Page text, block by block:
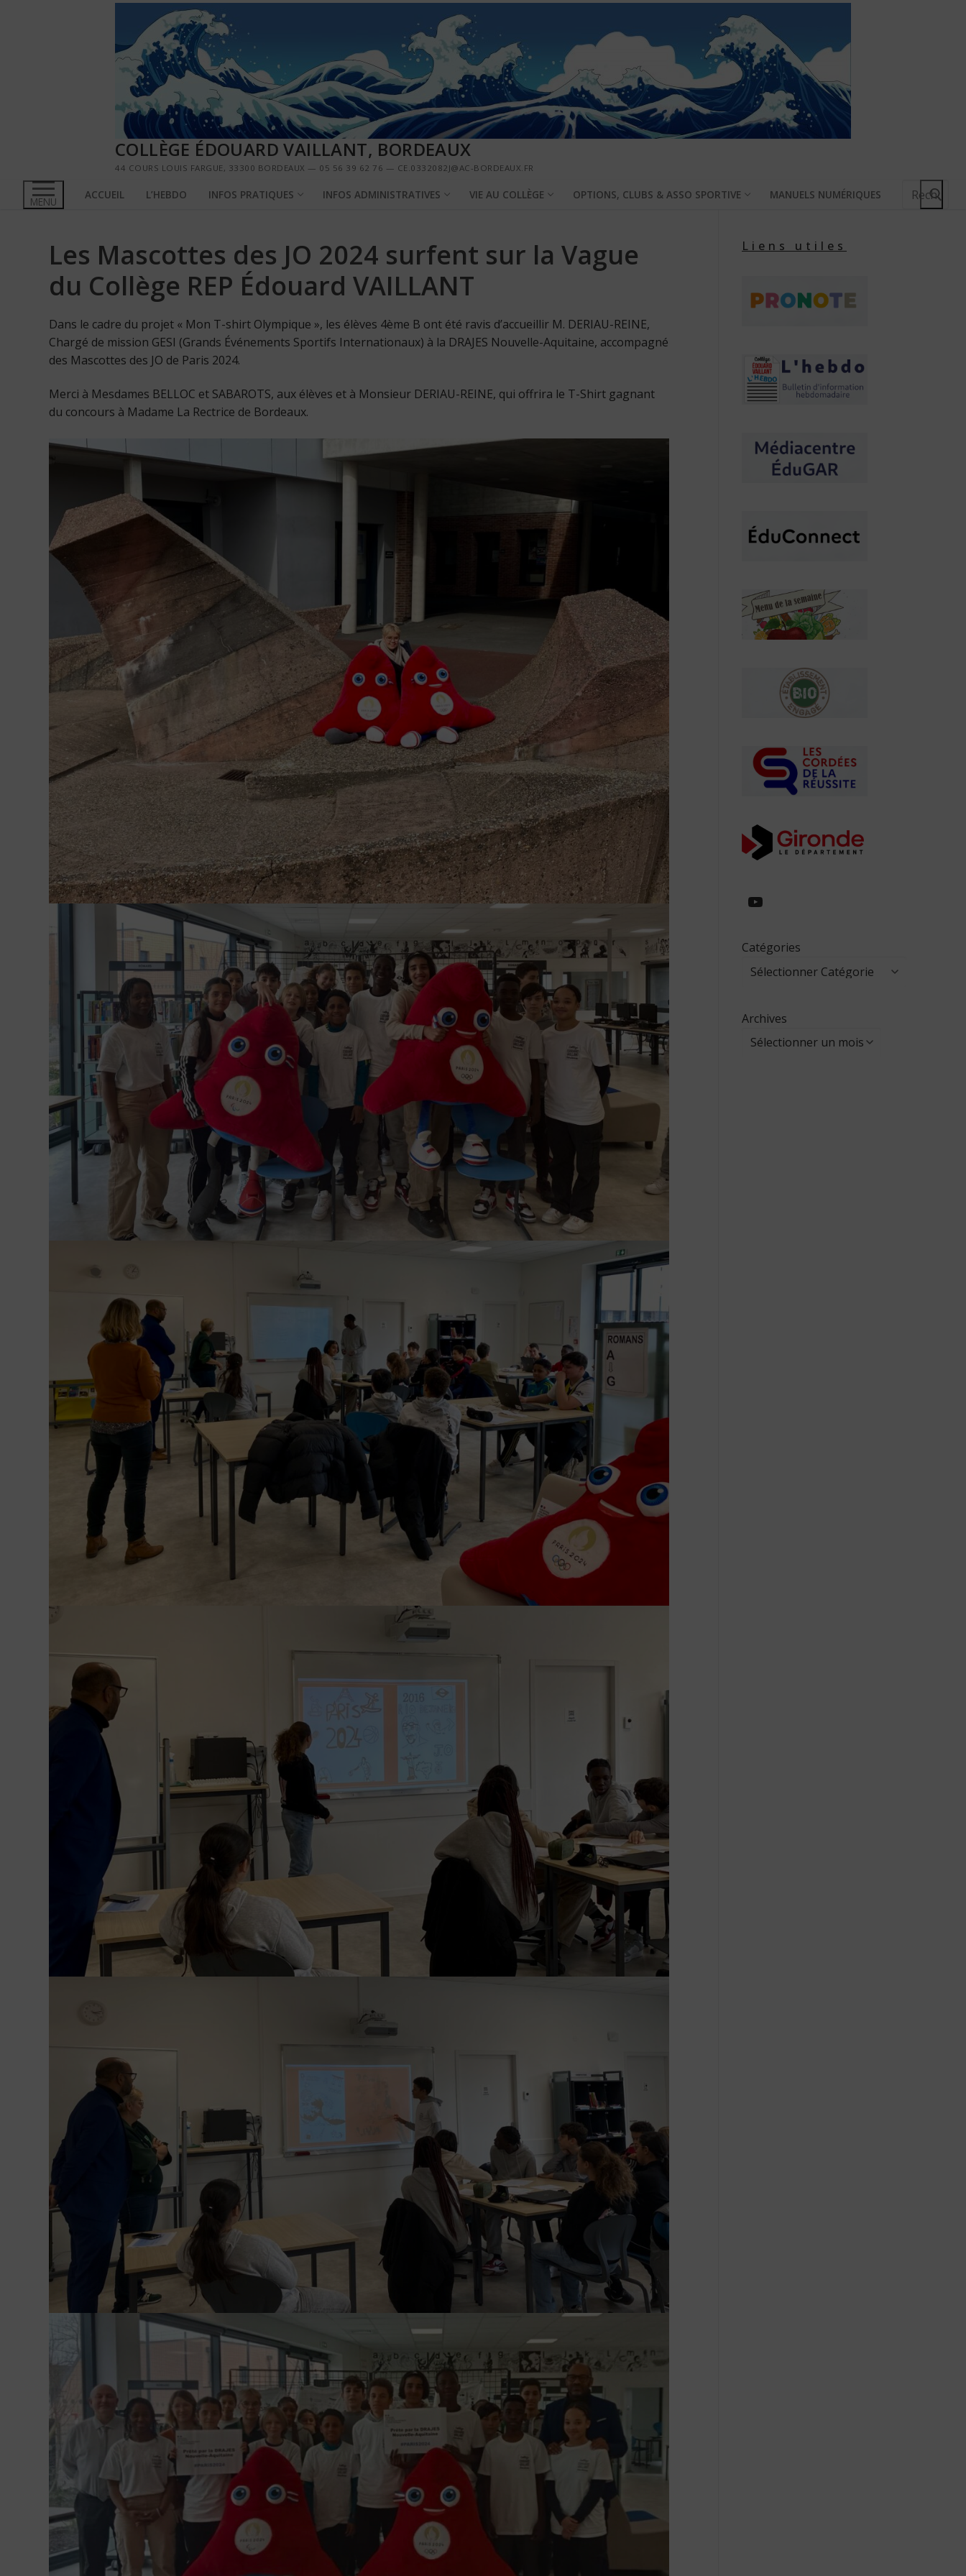
COLLÈGE ÉDOUARD VAILLANT, BORDEAUX
44 COURS LOUIS FARGUE, 33300 BORDEAUX — 05 56 39 62 76 — CE.0332082J@AC-BORDEAUX.FR
MENU ACCUEIL L’HEBDO INFOS PRATIQUES INFOS ADMINISTRATIVES VIE AU COLLÈGE OPTIONS, CLUBS & ASSO SPORTIVE MANUELS NUMÉRIQUES
Rechercher
Les Mascottes des JO 2024 surfent sur la Vague
du Collège REP Édouard VAILLANT
Dans le cadre du projet « Mon T-shirt Olympique », les élèves 4ème B ont été ravis d’accueillir M. DERIAU-REINE,
Chargé de mission GESI (Grands Événements Sportifs Internationaux) à la DRAJES Nouvelle-Aquitaine, accompagné
des Mascottes des JO de Paris 2024.
Merci à Mesdames BELLOC et SABAROTS, aux élèves et à Monsieur DERIAU-REINE, qui offrira le T-Shirt gagnant
du concours à Madame La Rectrice de Bordeaux.
Liens utiles
https://
Catégories
Archives